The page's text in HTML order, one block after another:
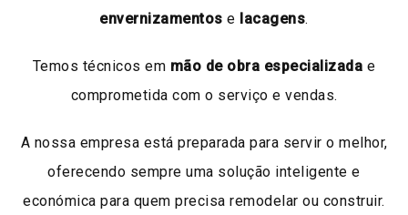
envernizamentos e lacagens.
Temos técnicos em mão de obra especializada e
comprometida com o serviço e vendas.
A nossa empresa está preparada para servir o melhor,
oferecendo sempre uma solução inteligente e
económica para quem precisa remodelar ou construir.